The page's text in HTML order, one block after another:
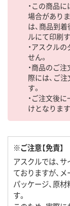
・この商品
場合があり
は、商品到
ルにて印刷
・アスクル
せん。
・商品のご
際には、ご
す。
・ご注文後
けとなります
※ご注意【免責】
アスクルでは、
ておりますが、メ
パッケージ、原
す。